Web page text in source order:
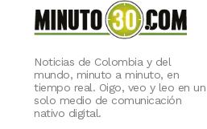
Noticias de Colombia y del
mundo, minuto a minuto, en
tiempo real. Oigo, veo y leo en un
solo medio de comunicación
nativo digital.